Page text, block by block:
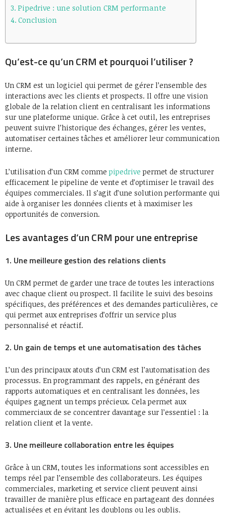
Pipedrive : une solution CRM performante
Conclusion
Qu’est-ce qu’un CRM et pourquoi l’utiliser ?
Un CRM est un logiciel qui permet de gérer l’ensemble des
interactions avec les clients et prospects. Il offre une vision
globale de la relation client en centralisant les informations
sur une plateforme unique. Grâce à cet outil, les entreprises
peuvent suivre l’historique des échanges, gérer les ventes,
automatiser certaines tâches et améliorer leur communication
interne.
L’utilisation d’un CRM commepipedrive permet de structurer
efficacement le pipeline de vente et d’optimiser le travail des
équipes commerciales. Il s’agit d’une solution performante qui
aide à organiser les données clients et à maximiser les
opportunités de conversion.
Les avantages d’un CRM pour une entreprise
1. Une meilleure gestion des relations clients
Un CRM permet de garder une trace de toutes les interactions
avec chaque client ou prospect. Il facilite le suivi des besoins
spécifiques, des préférences et des demandes particulières, ce
qui permet aux entreprises d’offrir un service plus
personnalisé et réactif.
2. Un gain de temps et une automatisation des tâches
L’un des principaux atouts d’un CRM est l’automatisation des
processus. En programmant des rappels, en générant des
rapports automatiques et en centralisant les données, les
équipes gagnent un temps précieux. Cela permet aux
commerciaux de se concentrer davantage sur l’essentiel : la
relation client et la vente.
3. Une meilleure collaboration entre les équipes
Grâce à un CRM, toutes les informations sont accessibles en
temps réel par l’ensemble des collaborateurs. Les équipes
commerciales, marketing et service client peuvent ainsi
travailler de manière plus efficace en partageant des données
actualisées et en évitant les doublons ou les oublis.